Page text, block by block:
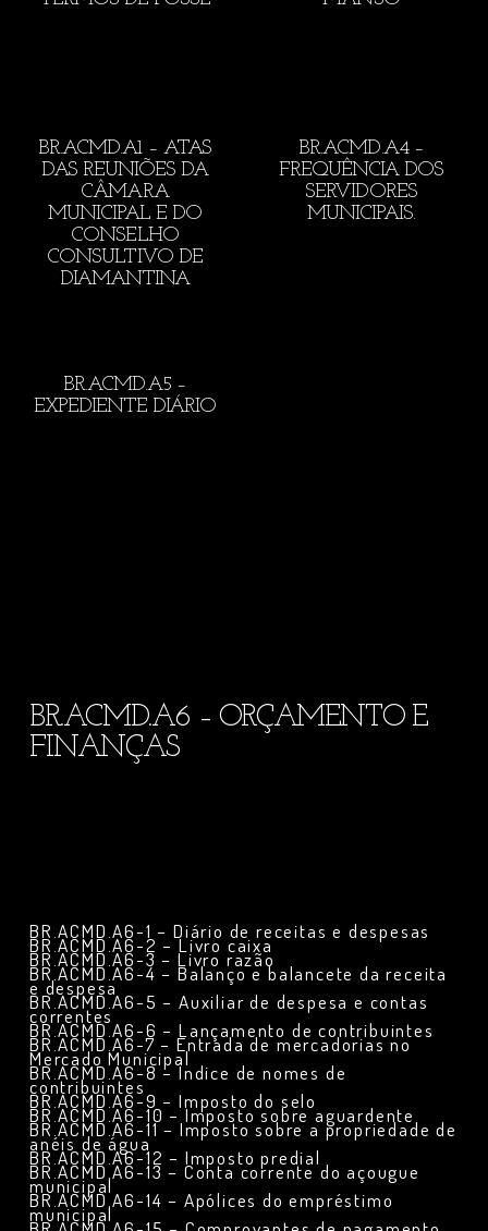
BR.ACMD.A1 – ATAS
DAS REUNIÕES DA
CÂMARA
MUNICIPAL E DO
CONSELHO
CONSULTIVO DE
DIAMANTINA
BR.ACMD.A4 –
FREQUÊNCIA DOS
SERVIDORES
MUNICIPAIS.
BR.ACMD.A5 –
EXPEDIENTE DIÁRIO
BR.ACMD.A6 – ORÇAMENTO E
FINANÇAS
BR.ACMD.A6-1 – Diário de receitas e despesas
BR.ACMD.A6-2 – Livro caixa
BR.ACMD.A6-3 – Livro razão
BR.ACMD.A6-4 – Balanço e balancete da receita
e despesa
BR.ACMD.A6-5 – Auxiliar de despesa e contas
correntes
BR.ACMD.A6-6 – Lançamento de contribuintes
BR.ACMD.A6-7 – Entrada de mercadorias no
Mercado Municipal
BR.ACMD.A6-8 – Índice de nomes de
contribuintes
BR.ACMD.A6-9 – Imposto do selo
BR.ACMD.A6-10 – Imposto sobre aguardente
BR.ACMD.A6-11 – Imposto sobre a propriedade de
anéis de água
BR.ACMD.A6-12 – Imposto predial
BR.ACMD.A6-13 – Conta corrente do açougue
municipal
BR.ACMD.A6-14 – Apólices do empréstimo
municipal